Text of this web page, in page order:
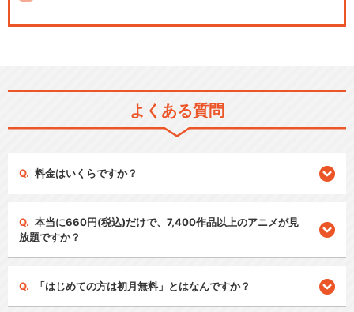
よくある質問
料金はいくらですか？
本当に660円(税込)だけで、7,400作品以上のアニメが見
放題ですか？
「はじめての方は初月無料」とはなんですか？